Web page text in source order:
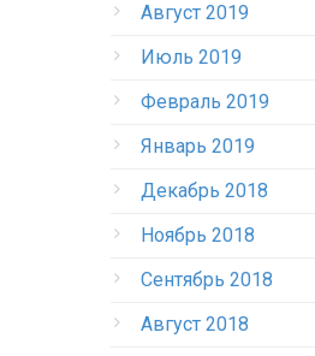
Август 2019
Июль 2019
Февраль 2019
Январь 2019
Декабрь 2018
Ноябрь 2018
Сентябрь 2018
Август 2018